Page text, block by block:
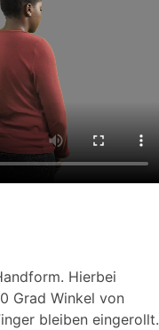
Hierbei
Grad Winkel von
bleiben eingerollt.